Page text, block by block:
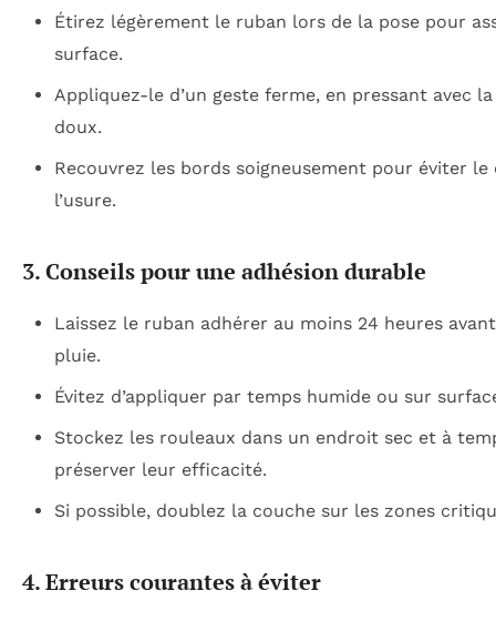
Étirez légèrement le ruban lors de la pose pour
surface.
Appliquez-le d’un geste ferme, en pressant avec
doux.
Recouvrez les bords soigneusement pour éviter le
l’usure.
3. Conseils pour une adhésion durable
Laissez le ruban adhérer au moins 24 heures
pluie.
Évitez d’appliquer par temps humide ou sur
Stockez les rouleaux dans un endroit sec et à
préserver leur efficacité.
Si possible, doublez la couche sur les zones
4. Erreurs courantes à éviter